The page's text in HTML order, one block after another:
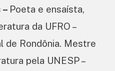
– Poeta e ensaísta,
da UFRO –
de Rondônia. Mestre
pela UNESP –